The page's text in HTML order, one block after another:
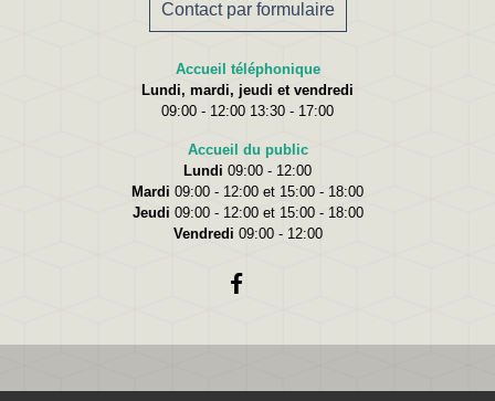
Contact par formulaire
Accueil téléphonique
Lundi, mardi, jeudi et vendredi
09:00 - 12:00 13:30 - 17:00
Accueil du public
Lundi 09:00 - 12:00
Mardi 09:00 - 12:00 et 15:00 - 18:00
Jeudi 09:00 - 12:00 et 15:00 - 18:00
Vendredi 09:00 - 12:00